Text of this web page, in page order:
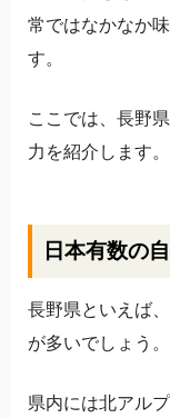
常ではなかなか
す。
ここでは、長野
力を紹介します。
日本有数の
長野県といえば
が多いでしょう。
県内には北アル